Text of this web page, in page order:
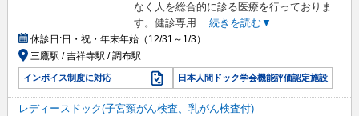
なく人を総合的に診る医療を行っておりま
す。健診専用 ... 続きを読む▼
休診日:日・祝・年末年始（12/31～1/3）
三鷹駅 / 吉祥寺駅 / 調布駅
インボイス制度に対応 日本人間ドック学会機能評価認定施設
レディースドック(子宮頸がん検査、乳がん検査付)